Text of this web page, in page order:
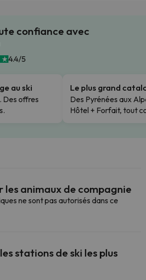
confiance avec
4.4/5
au ski
Des offres
Le plus grand
Des Pyrénées aux
Hôtel + Forfait, tout
les animaux de compagnie
ne sont pas autorisés dans ce
stations de ski les plus